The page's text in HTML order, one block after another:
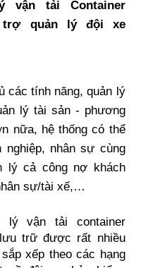
vận tải Container
trợ quản lý đội xe
các tính năng, quản lý
lý tài sản - phương
nữa, hệ thống có thể
nhân sự cùng
lý cả công nợ khách
sự/tài xế,…
lý vận tải container
trữ được rất nhiều
xếp theo các hạng